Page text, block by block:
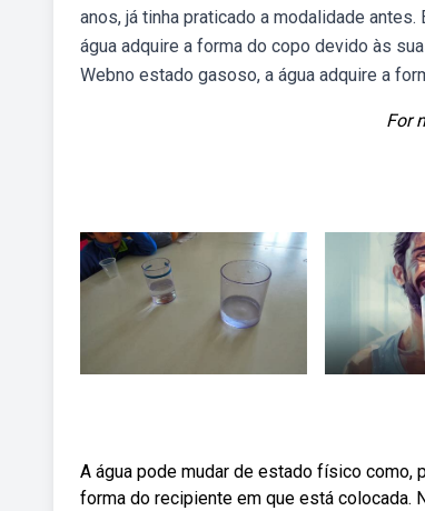
anos, já tinha praticado a modalidade
água adquire a forma do copo devido às
Webno estado gasoso, a água adquire a
For
A água pode mudar de estado físico como,
forma do recipiente em que está colocada.